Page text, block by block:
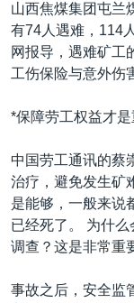
跳
转
到
检
欧洲
非洲
全球议题
科教·文娱·体健
军事
环境
白宫要闻
国会报道
美国建国250周年
埃博拉疫情
美国之音专访
重要讲话与声明
台海两岸关系
南中国海争端
VOA视频
VOA今日焦点
山西焦煤集团屯兰
有74人遇难，114
网报导，遇难矿工
工伤保险与意外伤
*保障劳工权益才
中国劳工通讯的蔡
治疗，避免发生矿
是能够，一般来说
已经死了。 为什
调查？这是非常重
事故之后，安全监